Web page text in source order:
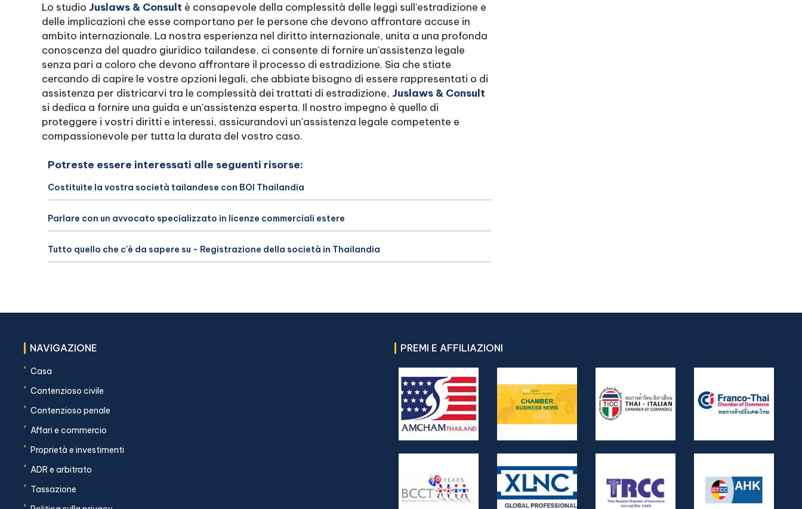
Lo studio Juslaws & Consult è consapevole della complessità delle leggi sull'estradizione e
delle implicazioni che esse comportano per le persone che devono affrontare accuse in
ambito internazionale. La nostra esperienza nel diritto internazionale, unita a una profonda
conoscenza del quadro giuridico tailandese, ci consente di fornire un'assistenza legale
senza pari a coloro che devono affrontare il processo di estradizione. Sia che stiate
cercando di capire le vostre opzioni legali, che abbiate bisogno di essere rappresentati o di
assistenza per districarvi tra le complessità dei trattati di estradizione, Juslaws & Consult
si dedica a fornire una guida e un'assistenza esperta. Il nostro impegno è quello di
proteggere i vostri diritti e interessi, assicurandovi un'assistenza legale competente e
compassionevole per tutta la durata del vostro caso.
Potreste essere interessati alle seguenti risorse:
Costituite la vostra società tailandese con BOI Thailandia
Parlare con un avvocato specializzato in licenze commerciali estere
Tutto quello che c'è da sapere su - Registrazione della società in Thailandia
NAVIGAZIONE
' Casa
' Contenzioso civile
' Contenzioso penale
' Affari e commercio
' Proprietà e investimenti
' ADR e arbitrato
' Tassazione
PREMI E AFFILIAZIONI